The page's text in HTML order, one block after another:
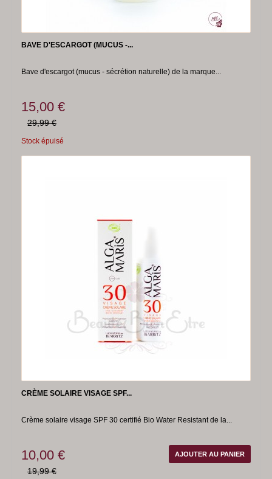
BAVE D'ESCARGOT (MUCUS -...
Bave d'escargot (mucus - sécrétion naturelle) de la marque...
15,00 €
29,99 €
Stock épuisé
CRÈME SOLAIRE VISAGE SPF...
Crème solaire visage SPF 30 certifié Bio Water Resistant de la...
10,00 €
19,99 €
AJOUTER AU PANIER